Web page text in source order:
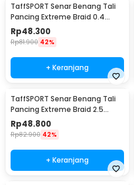
TaffSPORT Senar Benang Tali
Pancing Extreme Braid 0.4
500M - FM-PEL
Rp48.300
Rp81.900 42%
+ Keranjang
TaffSPORT Senar Benang Tali
Pancing Extreme Braid 2.5
500M - FM-PEL
Rp48.800
Rp82.900 42%
+ Keranjang